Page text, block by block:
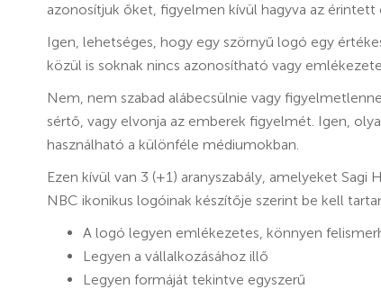
azonosítjuk őket, figyelmen kívül hagyva az érintett
Igen, lehetséges, hogy egy szörnyű logó egy
közül is soknak nincs azonosítható vagy
Nem, nem szabad alábecsülnie vagy
sértő, vagy elvonja az emberek figyelmét. Igen,
használható a különféle médiumokban.
Ezen kívül van 3 (+1) aranyszabály, amelyeket
NBC ikonikus logóinak készítője szerint be kell
A logó legyen emlékezetes, könnyen
Legyen a vállalkozásához illő
Legyen formáját tekintve egyszerű